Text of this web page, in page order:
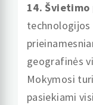
14. Švietimo
geografinės
Mokymosi
pasiekiami